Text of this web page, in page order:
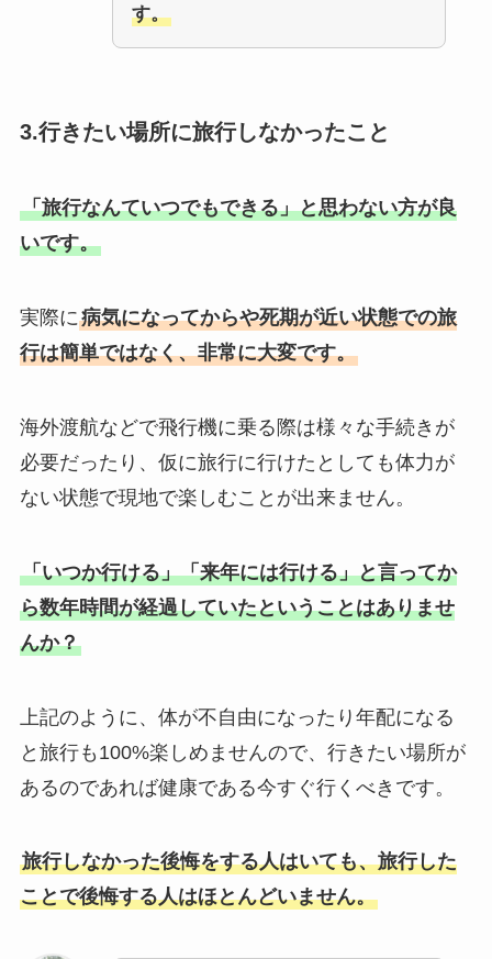
す。
3.行きたい場所に旅行しなかったこと
「旅行なんていつでもできる」と思わない方が良
いです。
実際に病気になってからや死期が近い状態での旅
行は簡単ではなく、非常に大変です。
海外渡航などで飛行機に乗る際は様々な手続きが
必要だったり、仮に旅行に行けたとしても体力が
ない状態で現地で楽しむことが出来ません。
「いつか行ける」「来年には行ける」と言ってか
ら数年時間が経過していたということはありませ
んか？
上記のように、体が不自由になったり年配になる
と旅行も100%楽しめませんので、行きたい場所が
あるのであれば健康である今すぐ行くべきです。
旅行しなかった後悔をする人はいても、旅行した
ことで後悔する人はほとんどいません。